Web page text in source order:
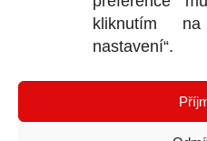
kliknutím
nastavení“.